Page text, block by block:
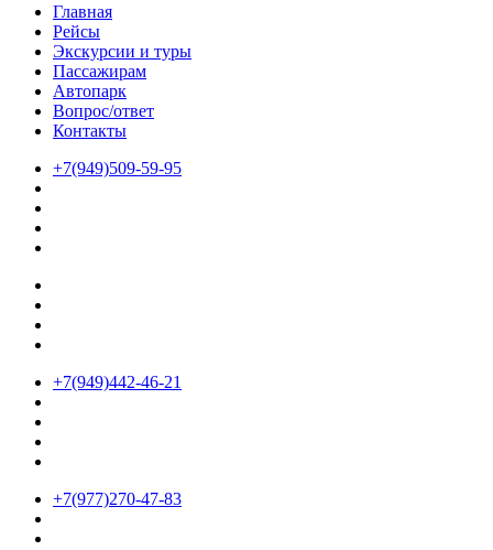
Главная
Рейсы
Экскурсии и туры
Пассажирам
Автопарк
Вопрос/ответ
Контакты
+7(949)509-59-95
+7(949)442-46-21
+7(977)270-47-83